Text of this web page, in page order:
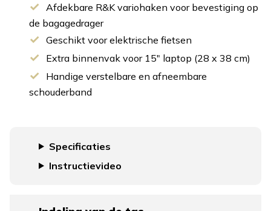
Afdekbare R&K variohaken voor bevestiging op
de bagagedrager
Geschikt voor elektrische fietsen
Extra binnenvak voor 15″ laptop (28 x 38 cm)
Handige verstelbare en afneembare
schouderband
Specificaties
Instructievideo